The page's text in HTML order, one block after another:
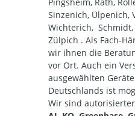
Sinzenich, Ülpenich,
Wichterich,
Zülpich . Als Fach-
wir ihnen die
vor Ort. Auch ein
ausgewählten
Deutschlands ist
Wir sind